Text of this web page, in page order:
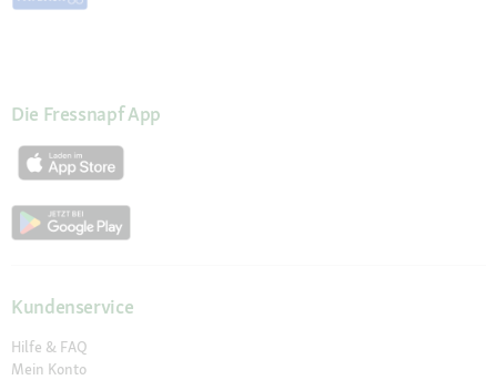
Die Fressnapf App
Kundenservice
Hilfe & FAQ
Mein Konto